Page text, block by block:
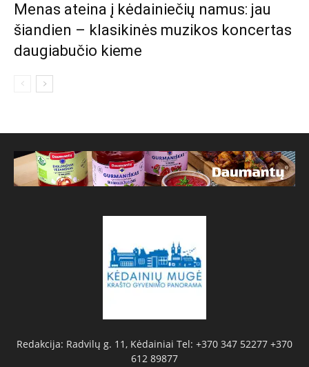
Menas ateina į kėdainiečių namus: jau
šiandien – klasikinės muzikos koncertas
daugiabučio kieme
Redakcija: Radvilų g. 11, Kėdainiai Tel: +370 347 52277 +370
612 89877